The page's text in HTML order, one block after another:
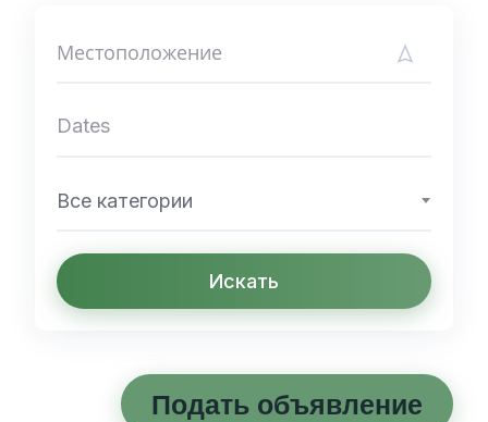
Все категории
Искать
Подать объявление